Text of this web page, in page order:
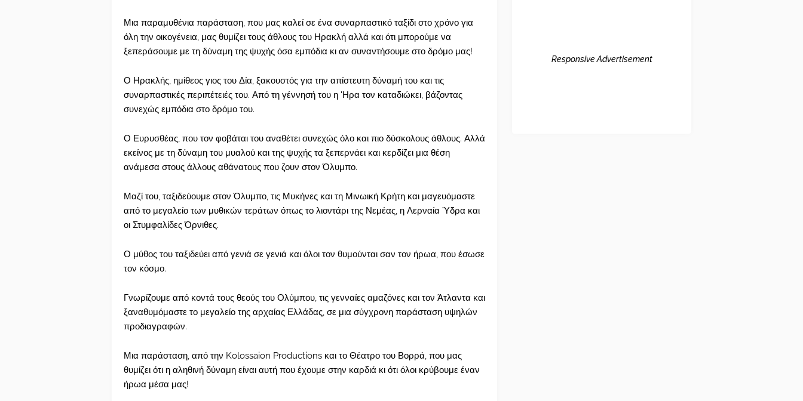
Μια παραμυθένια παράσταση, που μας καλεί σε ένα συναρπαστικό ταξίδι στο χρόνο για
όλη την οικογένεια, μας θυμίζει τους άθλους του Ηρακλή αλλά και ότι μπορούμε να
ξεπεράσουμε με τη δύναμη της ψυχής όσα εμπόδια κι αν συναντήσουμε στο δρόμο μας!
Ο Ηρακλής, ημίθεος γιος του Δία, ξακουστός για την απίστευτη δύναμή του και τις
συναρπαστικές περιπέτειές του. Από τη γέννησή του η 'Ηρα τον καταδιώκει, βάζοντας
συνεχώς εμπόδια στο δρόμο του.
Ο Ευρυσθέας, που τον φοβάται του αναθέτει συνεχώς όλο και πιο δύσκολους άθλους. Αλλά
εκείνος με τη δύναμη του μυαλού και της ψυχής τα ξεπερνάει και κερδίζει μια θέση
ανάμεσα στους άλλους αθάνατους που ζουν στον Όλυμπο.
Μαζί του, ταξιδεύουμε στον Όλυμπο, τις Μυκήνες και τη Μινωική Κρήτη και μαγευόμαστε
από το μεγαλείο των μυθικών τεράτων όπως το λιοντάρι της Νεμέας, η Λερναία Ύδρα και
οι Στυμφαλίδες Όρνιθες.
Ο μύθος του ταξιδεύει από γενιά σε γενιά και όλοι τον θυμούνται σαν τον ήρωα, που έσωσε
τον κόσμο.
Γνωρίζουμε από κοντά τους θεούς του Ολύμπου, τις γενναίες αμαζόνες και τον Άτλαντα και
ξαναθυμόμαστε το μεγαλείο της αρχαίας Ελλάδας, σε μια σύγχρονη παράσταση υψηλών
προδιαγραφών.
Μια παράσταση, από την Kolossaion Productions και το Θέατρο του Βορρά, που μας
θυμίζει ότι η αληθινή δύναμη είναι αυτή που έχουμε στην καρδιά κι ότι όλοι κρύβουμε έναν
ήρωα μέσα μας!
Responsive Advertisement